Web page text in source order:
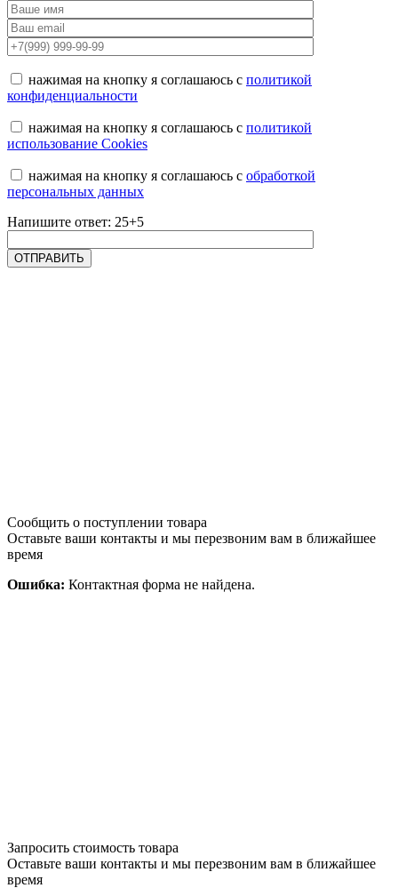
нажимая на кнопку я соглашаюсь с политикой
конфиденциальности
нажимая на кнопку я соглашаюсь с политикой
использование Cookies
нажимая на кнопку я соглашаюсь с обработкой
персональных данных
Напишите ответ: 25+5
Сообщить о поступлении товара
Оставьте ваши контакты и мы перезвоним вам в ближайшее
время
Ошибка: Контактная форма не найдена.
Запросить стоимость товара
Оставьте ваши контакты и мы перезвоним вам в ближайшее
время